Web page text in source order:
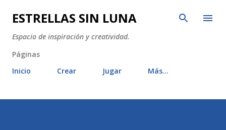
Ir al contenido principal
ESTRELLAS SIN LUNA
Espacio de inspiración y creatividad.
Páginas
Inicio
Crear Jugar Más…